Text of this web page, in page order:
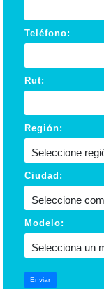
Teléfono:
Rut:
Región:
Seleccione
Ciudad:
Seleccione
Modelo:
Selecciona un
Enviar